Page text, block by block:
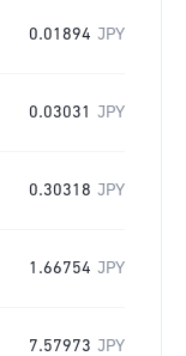
0.01894 JPY
0.03031 JPY
0.30318 JPY
1.66754 JPY
7.57973 JPY